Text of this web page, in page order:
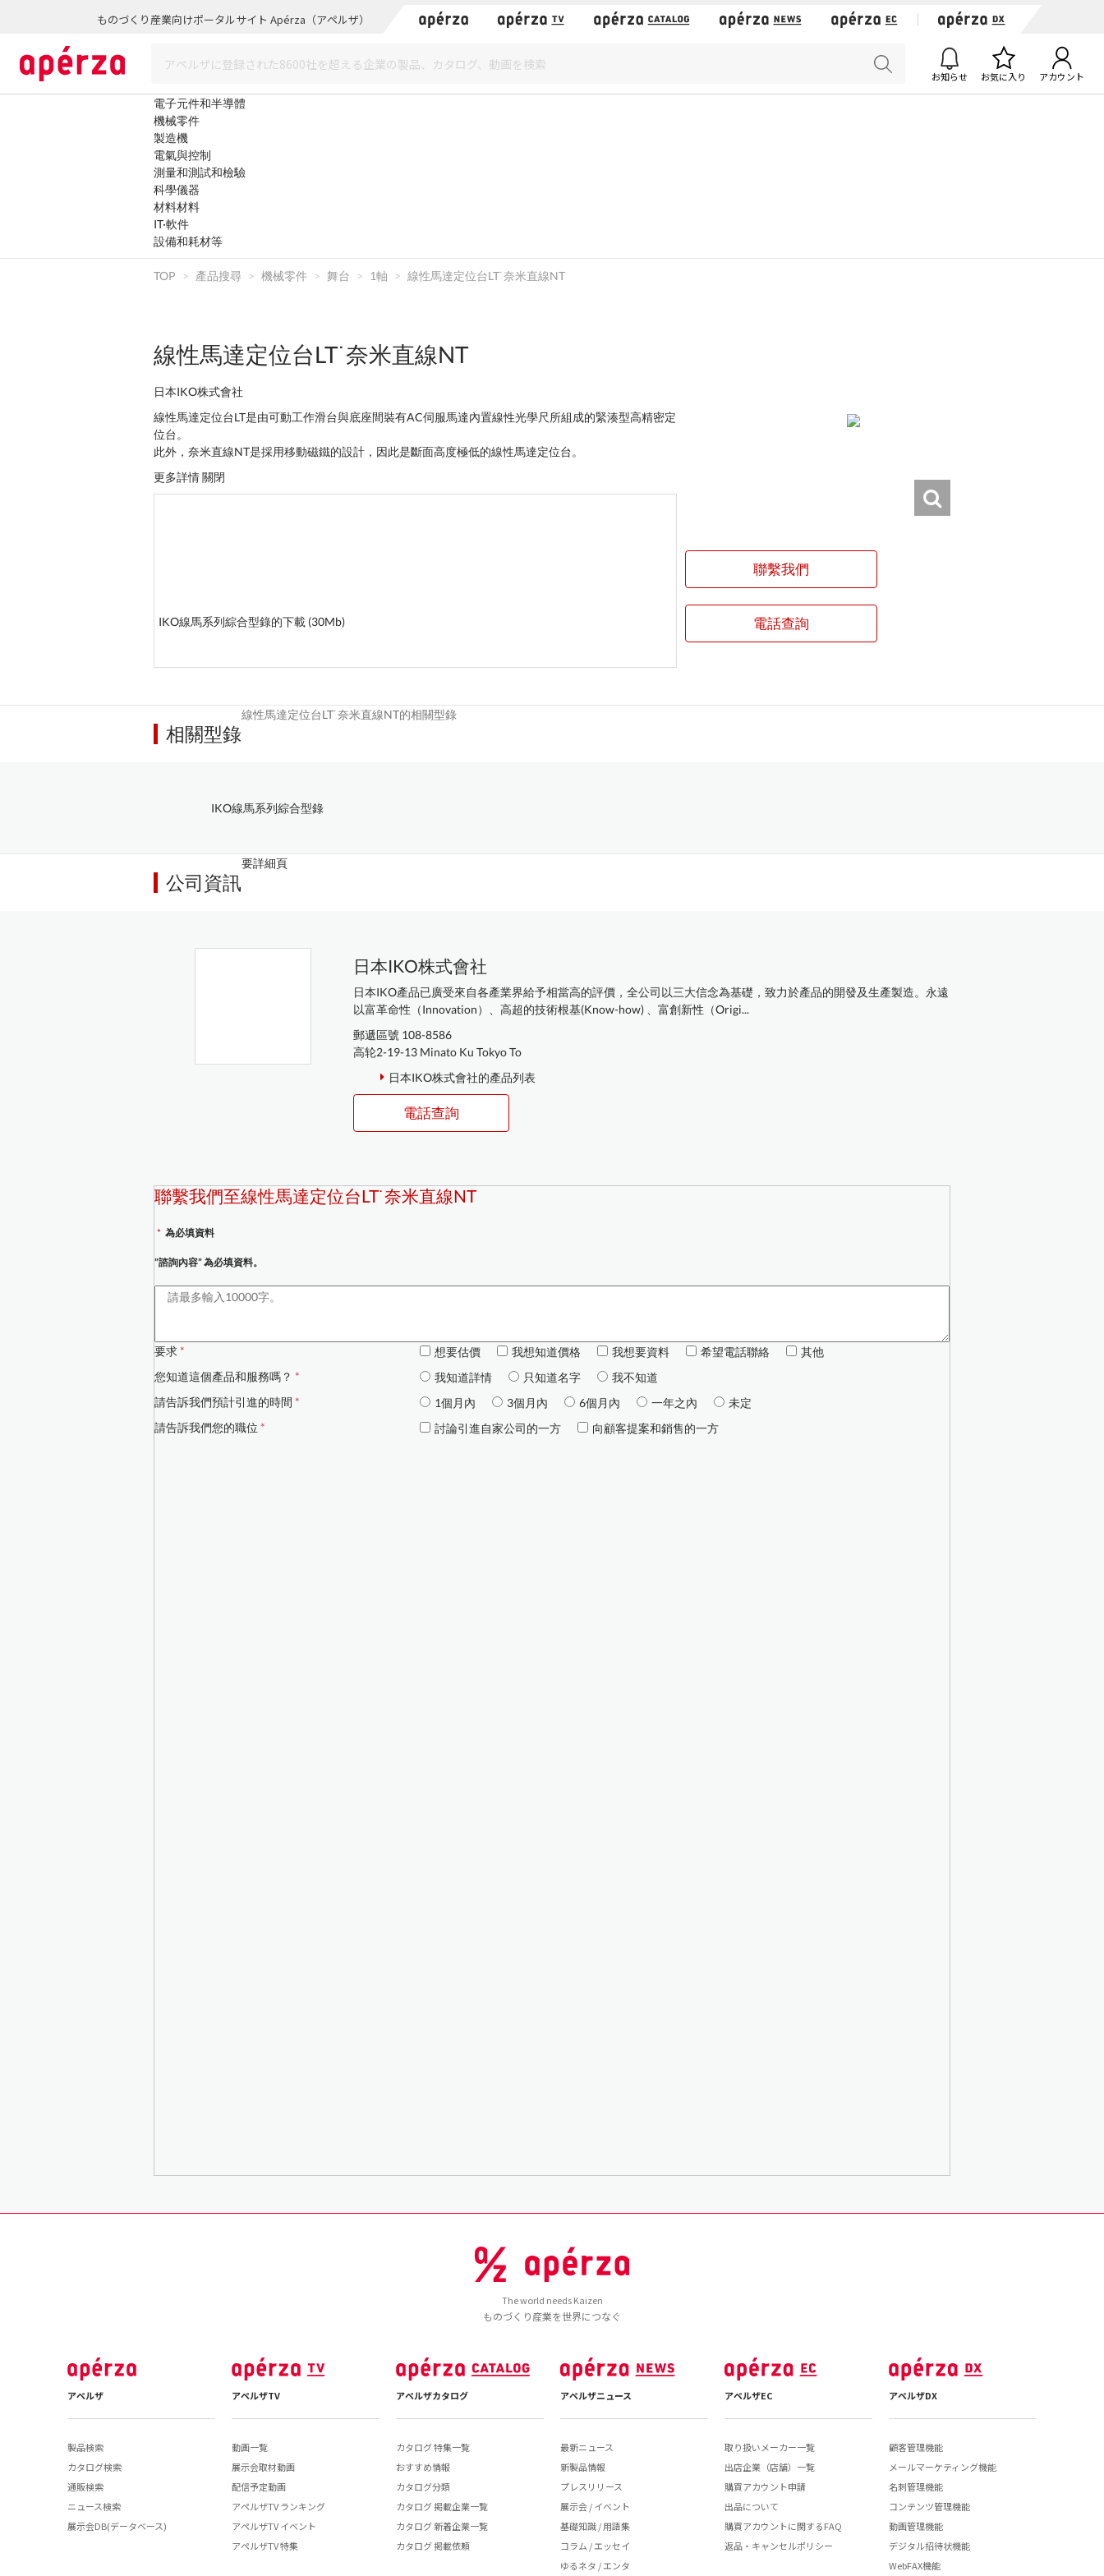
ものづくり産業向けポータルサイト Apérza（アペルザ）
お知らせ お気に入り アカウント
電子元件和半導體
機械零件
製造機
電氣與控制
測量和測試和檢驗
科學儀器
材料材料
IT·軟件
設備和耗材等
TOP 產品搜尋 機械零件 舞台 1軸 線性馬達定位台LT˙奈米直線NT
線性馬達定位台LT˙奈米直線NT
日本IKO株式會社
線性馬達定位台LT是由可動工作滑台與底座間裝有AC伺服馬達內置線性光學尺所組成的緊湊型高精密定
位台。
此外，奈米直線NT是採用移動磁鐵的設計，因此是斷面高度極低的線性馬達定位台。
更多詳情關閉
IKO線馬系列綜合型錄的下載 (30Mb)
聯繫我們
電話查詢
相關型錄
線性馬達定位台LT˙奈米直線NT的相關型錄
IKO線馬系列綜合型錄
公司資訊
要詳細頁
日本IKO株式會社
日本IKO產品已廣受來自各產業界給予相當高的評價，全公司以三大信念為基礎，致力於產品的開發及生產製造。永遠
以富革命性（Innovation）、高超的技術根基(Know-how) 、富創新性（Origi...
郵遞區號 108-8586
高轮2-19-13 Minato Ku Tokyo To
日本IKO株式會社的產品列表
電話查詢
聯繫我們至線性馬達定位台LT˙奈米直線NT
* 為必填資料
”諮詢內容” 為必填資料。
要求 * 想要估價 我想知道價格 我想要資料 希望電話聯絡
其他
您知道這個產品和服務嗎？ * 我知道詳情 只知道名字
我不知道
請告訴我們預計引進的時間 * 1個月內 3個月內 6個月內 一年之內
未定
請告訴我們您的職位 * 討論引進自家公司的一方 向顧客提案和銷售的一方
The world needs Kaizen
ものづくり産業を世界につなぐ
アペルザ
製品検索
カタログ検索
通販検索
ニュース検索
展示会DB(データベース)
アペルザTV
動画一覧
展示会取材動画
配信予定動画
アペルザTV ランキング
アペルザTV イベント
アペルザTV 特集
アペルザカタログ
カタログ 特集一覧
おすすめ情報
カタログ分類
カタログ 掲載企業一覧
カタログ 新着企業一覧
カタログ 掲載依頼
アペルザニュース
最新ニュース
新製品情報
プレスリリース
展示会 / イベント
基礎知識 / 用語集
コラム / エッセイ
ゆるネタ / エンタ
アペルザEC
取り扱いメーカー一覧
出店企業（店舗）一覧
購買アカウント申請
出品について
購買アカウントに関するFAQ
返品・キャンセルポリシー
アペルザDX
顧客管理機能
メールマーケティング機能
名刺管理機能
コンテンツ管理機能
動画管理機能
デジタル招待状機能
WebFAX機能